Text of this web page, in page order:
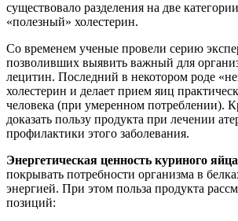
существовало разделения на две
«полезный» холестерин.
Со временем ученые провели серию
позволивших выявить важный для
лецитин. Последний в некотором роде
холестерин и делает прием яиц
человека (при умеренном потреблении).
доказать пользу продукта при лечении
профилактики этого заболевания.
Энергетическая ценность куриного
покрывать потребности организма в
энергией. При этом польза продукта
позиций: